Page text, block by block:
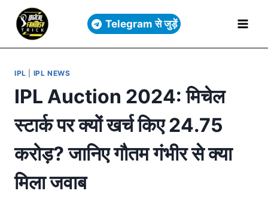
Telegram से जुड़ें
IPL IPL NEWS
IPL Auction 2024: मिचेल
स्टार्क पर क्यों खर्च किए 24.75
करोड़? जानिए गौतम गंभीर से क्या
मिला जवाब